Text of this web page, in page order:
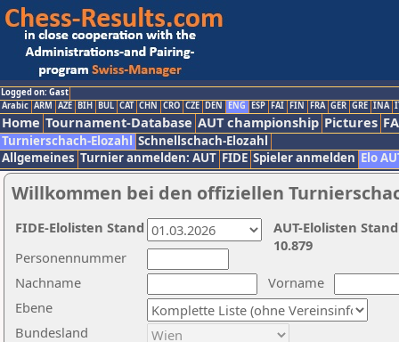
Logged on: Gast
Arabic ARM AZE BIH BUL CAT CHN CRO CZE DEN ENG ESP FAI FIN FRA GER GRE INA
Home Tournament-Database AUT championship Pictures
Turnierschach-Elozahl Schnellschach-Elozahl
Allgemeines Turnier anmelden: AUT FIDE Spieler anmelden Elo
Willkommen bei den offiziellen
Nachname
Vorname
Ebene
Personennummer
Bundesland
AUT-Elolisten
10.879
FIDE-Elolisten Stand